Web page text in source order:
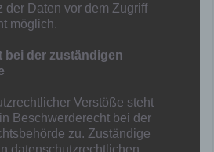
zu einigen Spielverlegungen. Am
E2 gegen Dinslaken 09 IV sowie
bei Dinslaken 09 II abgesagt. Neue
der Daten vor dem Zugriff
möglich.
bei der zuständigen
Verstöße steht
Beschwerderecht bei der
zu. Zuständige
datenschutzrechtlichen